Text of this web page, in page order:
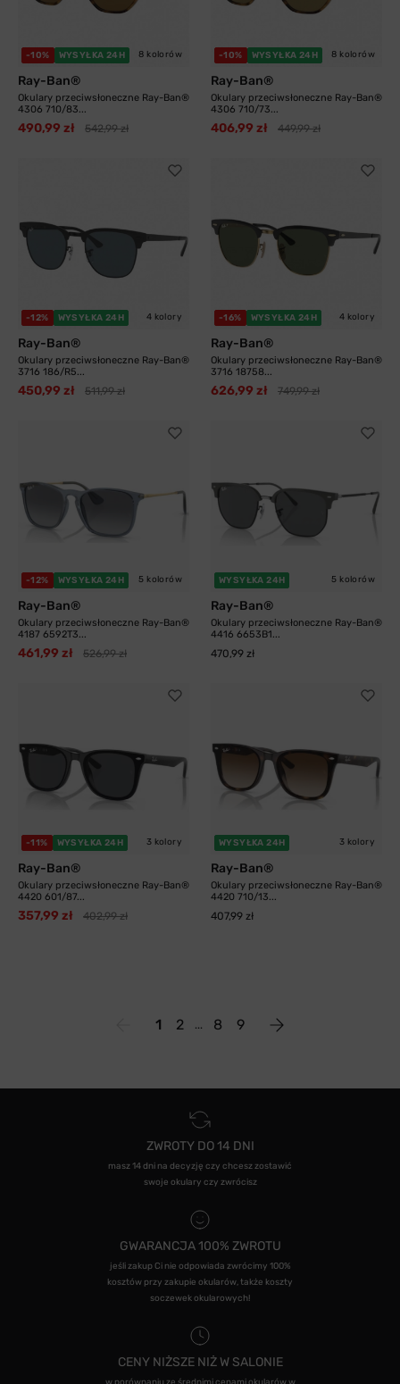
-10% WYSYŁKA 24H 8 kolorów
Ray-Ban®
Okulary przeciwsłoneczne Ray-Ban®
4306 710/83...
490,99 zł 542,99 zł
-10% WYSYŁKA 24H 8 kolorów
Ray-Ban®
Okulary przeciwsłoneczne Ray-Ban®
4306 710/73...
406,99 zł 449,99 zł
-12% WYSYŁKA 24H 4 kolory
Ray-Ban®
Okulary przeciwsłoneczne Ray-Ban®
3716 186/R5...
450,99 zł 511,99 zł
-16% WYSYŁKA 24H 4 kolory
Ray-Ban®
Okulary przeciwsłoneczne Ray-Ban®
3716 18758...
626,99 zł 749,99 zł
-12% WYSYŁKA 24H 5 kolorów
Ray-Ban®
Okulary przeciwsłoneczne Ray-Ban®
4187 6592T3...
461,99 zł 526,99 zł
WYSYŁKA 24H 5 kolorów
Ray-Ban®
Okulary przeciwsłoneczne Ray-Ban®
4416 6653B1...
470,99 zł
-11% WYSYŁKA 24H 3 kolory
Ray-Ban®
Okulary przeciwsłoneczne Ray-Ban®
4420 601/87...
357,99 zł 402,99 zł
WYSYŁKA 24H 3 kolory
Ray-Ban®
Okulary przeciwsłoneczne Ray-Ban®
4420 710/13...
407,99 zł
1 2 8 9
ZWROTY DO 14 DNI
masz 14 dni na decyzję czy chcesz zostawić
swoje okulary czy zwrócisz
GWARANCJA 100% ZWROTU
jeśli zakup Ci nie odpowiada zwrócimy 100%
kosztów przy zakupie okularów, także koszty
soczewek okularowych!
CENY NIŻSZE NIŻ W SALONIE